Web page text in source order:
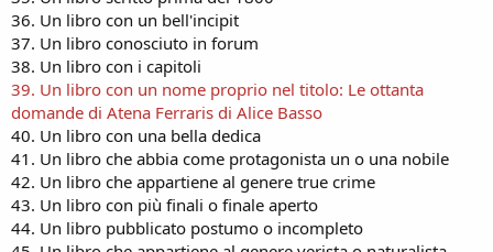
36. Un libro con un bell'incipit
37. Un libro conosciuto in forum
38. Un libro con i capitoli
39. Un libro con un nome proprio nel titolo: Le ottanta
domande di Atena Ferraris di Alice Basso
40. Un libro con una bella dedica
41. Un libro che abbia come protagonista un o una nobile
42. Un libro che appartiene al genere true crime
43. Un libro con più finali o finale aperto
44. Un libro pubblicato postumo o incompleto